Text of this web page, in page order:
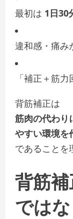
最初は 1日30
違和感・痛み
「補正＋筋
背筋補正は
筋肉の代わり
やすい環境を
であることを
背筋
ではな